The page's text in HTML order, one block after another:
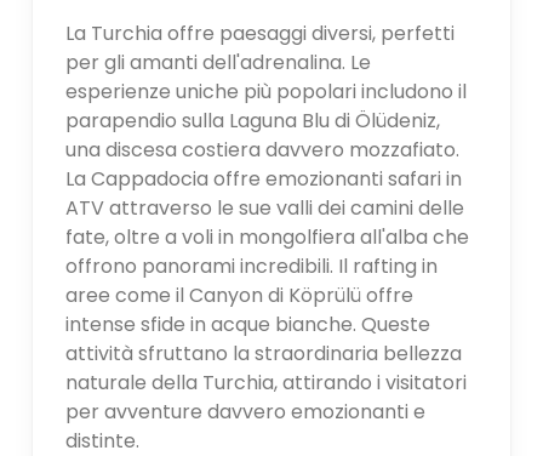
La Turchia offre paesaggi diversi, perfetti
per gli amanti dell'adrenalina. Le
esperienze uniche più popolari includono il
parapendio sulla Laguna Blu di Ölüdeniz,
una discesa costiera davvero mozzafiato.
La Cappadocia offre emozionanti safari in
ATV attraverso le sue valli dei camini delle
fate, oltre a voli in mongolfiera all'alba che
offrono panorami incredibili. Il rafting in
aree come il Canyon di Köprülü offre
intense sfide in acque bianche. Queste
attività sfruttano la straordinaria bellezza
naturale della Turchia, attirando i visitatori
per avventure davvero emozionanti e
distinte.